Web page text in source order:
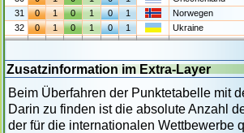
31
0 1 0 1 0 1 Norwegen
32
0 1 0 1 0 1 Ukraine
Zusatzinformation im Extra-Layer
Beim Überfahren der Punktetabelle mit
Darin zu finden ist die absolute Anzahl
der für die internationalen Wettbewerbe